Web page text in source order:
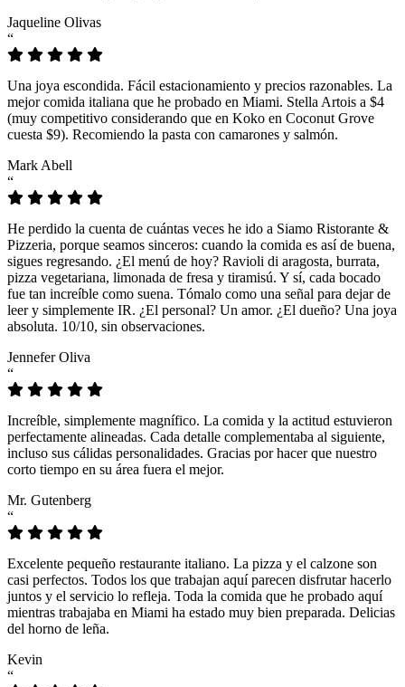
Jaqueline Olivas
“
Una joya escondida. Fácil estacionamiento y precios razonables. La
mejor comida italiana que he probado en Miami. Stella Artois a $4
(muy competitivo considerando que en Koko en Coconut Grove
cuesta $9). Recomiendo la pasta con camarones y salmón.
Mark Abell
“
He perdido la cuenta de cuántas veces he ido a Siamo Ristorante &
Pizzeria, porque seamos sinceros: cuando la comida es así de buena,
sigues regresando. ¿El menú de hoy? Ravioli di aragosta, burrata,
pizza vegetariana, limonada de fresa y tiramisú. Y sí, cada bocado
fue tan increíble como suena. Tómalo como una señal para dejar de
leer y simplemente IR. ¿El personal? Un amor. ¿El dueño? Una joya
absoluta. 10/10, sin observaciones.
Jennefer Oliva
“
Increíble, simplemente magnífico. La comida y la actitud estuvieron
perfectamente alineadas. Cada detalle complementaba al siguiente,
incluso sus cálidas personalidades. Gracias por hacer que nuestro
corto tiempo en su área fuera el mejor.
Mr. Gutenberg
“
Excelente pequeño restaurante italiano. La pizza y el calzone son
casi perfectos. Todos los que trabajan aquí parecen disfrutar hacerlo
juntos y el servicio lo refleja. Toda la comida que he probado aquí
mientras trabajaba en Miami ha estado muy bien preparada. Delicias
del horno de leña.
Kevin
“